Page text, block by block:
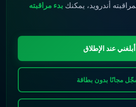
أندرويد، يمكنك بدء مراقبته
أبلغني عند الإطلاق
مجانًا بدون بطاقة